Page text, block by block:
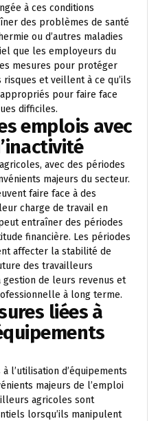
à ces conditions
des problèmes de santé
ou d’autres maladies
que les employeurs du
mesures pour protéger
et veillent à ce qu’ils
pour faire face
difficiles.
emplois avec
avec des périodes
majeurs du secteur.
faire face à des
charge de travail en
entraîner des périodes
financière. Les périodes
affecter la stabilité de
des travailleurs
de leurs revenus et
à long terme.
liées à
l’utilisation d’équipements
majeurs de l’emploi
agricoles sont
lorsqu’ils manipulent